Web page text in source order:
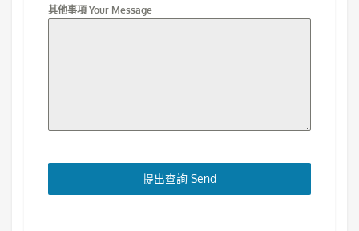
其他事項 Your Message
提出查詢 Send